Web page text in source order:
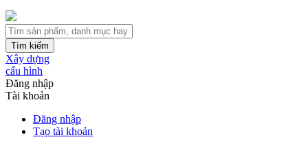
Tìm kiếm
Xây dựng
cấu hình
Đăng nhập
Tài khoản
Đăng nhập
Tạo tài khoản